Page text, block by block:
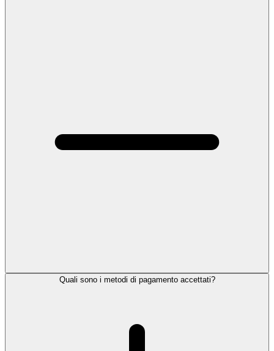
Quali sono i metodi di pagamento accettati?